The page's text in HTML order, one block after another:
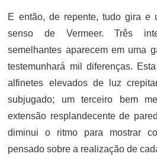
E então, de repente, tudo gira e
senso de Vermeer. Três
semelhantes aparecem em uma
testemunhará mil diferenças.
alfinetes elevados de luz
subjugado; um terceiro bem
extensão resplandecente de
diminui o ritmo para mostrar
pensado sobre a realização de